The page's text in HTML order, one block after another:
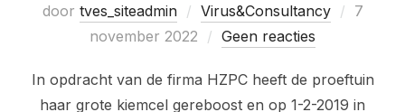
door tves_siteadmin Virus&Consultancy
7
november 2022
Geen reacties
In opdracht van de firma HZPC heeft de proeftuin
haar grote kiemcel gereboost en op 1-2-2019 in